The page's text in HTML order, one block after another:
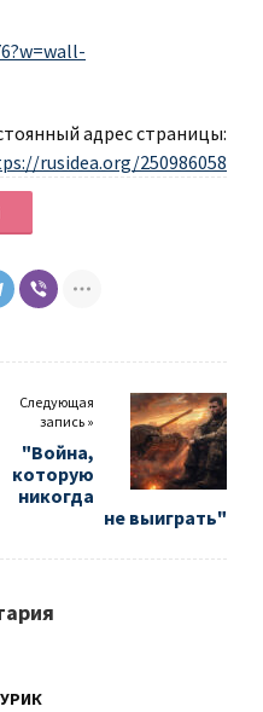
адрес страницы:
rusidea.org/250986058
Следующая
запись »
"Война,
которую
никогда
не выиграть"